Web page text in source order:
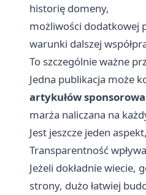
historię domeny,
możliwości dodatkowej
warunki dalszej
To szczególnie ważne
Jedna publikacja może
artykułów
marża naliczana na
Jest jeszcze jeden
Transparentność
Jeżeli dokładnie
strony, dużo łatwiej